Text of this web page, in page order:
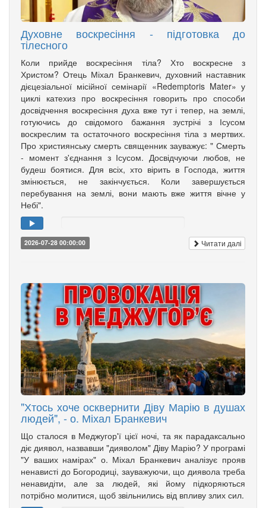
Духовне воскресіння - підготовка до
тілесного
Коли прийде воскресіння тіла? Хто воскресне з
Христом? Отець Міхал Бранкевич, духовний наставник
дієцезіальної місійної семінарії «Redemptoris Mater» у
циклі катехиз про воскресіння говорить про способи
досвідчення воскресіння духа вже тут і тепер, на землі,
готуючись до свідомого бажання зустрічі з Ісусом
воскреслим та остаточного воскресіння тіла з мертвих.
Про християнську смерть священник зауважує: " Смерть
- момент з'єднання з Ісусом. Досвідчуючи любов, не
будеш боятися. Для всіх, хто вірить в Господа, життя
змінюється, не закінчується. Коли завершується
перебування на землі, вони мають вже життя вічне у
Небі".
2026-07-28 00:00:00 Читати далі
"Хтось хоче осквернити Діву Марію в душах
людей", - о. Міхал Бранкевич
Що сталося в Меджугор'ї цієї ночі, та як парадаксально
діє диявол, назвавши "дияволом" Діву Марію? У програмі
"У ваших намірах" о. Міхал Бранкевич аналізує прояв
ненависті до Богородиці, зауважуючи, що диявола треба
ненавидіти, але за людей, які йому підкоряються
потрібно молитися, щоб звільнились від впливу злих сил.